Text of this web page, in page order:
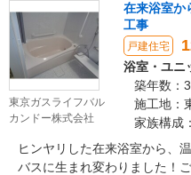
東京ガスライフバル
カンドー株式会社
在来浴室か
工事
戸建住宅
浴室・ユニ
築年数：
施工地：
家族構成
ヒンヤリした在来浴室から、
バスに生まれ変わりました！